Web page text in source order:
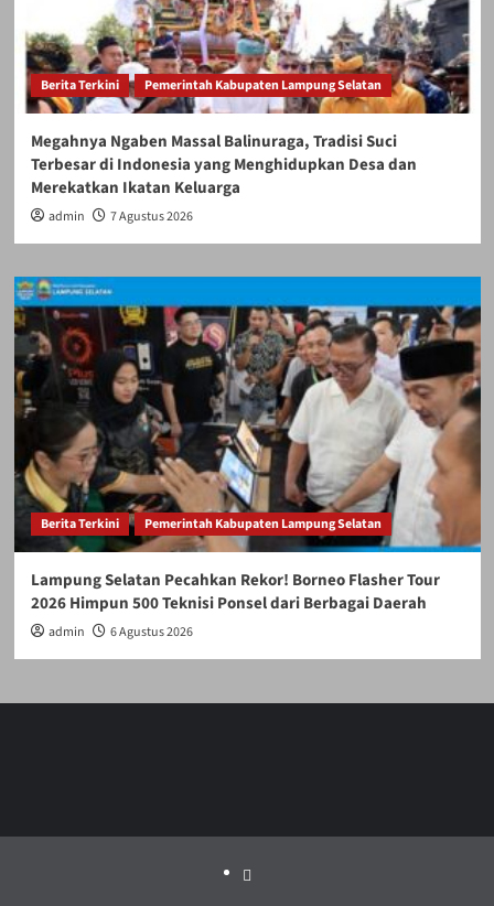
Berita Terkini Pemerintah Kabupaten Lampung Selatan
Megahnya Ngaben Massal Balinuraga, Tradisi Suci
Terbesar di Indonesia yang Menghidupkan Desa dan
Merekatkan Ikatan Keluarga
admin 7 Agustus 2026
Berita Terkini Pemerintah Kabupaten Lampung Selatan
Lampung Selatan Pecahkan Rekor! Borneo Flasher Tour
2026 Himpun 500 Teknisi Ponsel dari Berbagai Daerah
admin 6 Agustus 2026
Politik